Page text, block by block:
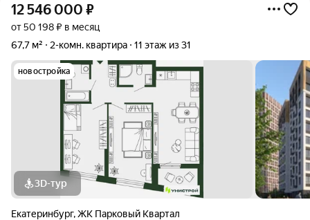
12 546 000 ₽
от 50 198 ₽ в месяц
67,7 м²
2-комн. квартира 11 этаж из 31
новостройка
3D-тур
Екатеринбург,ЖК Парковый Квартал